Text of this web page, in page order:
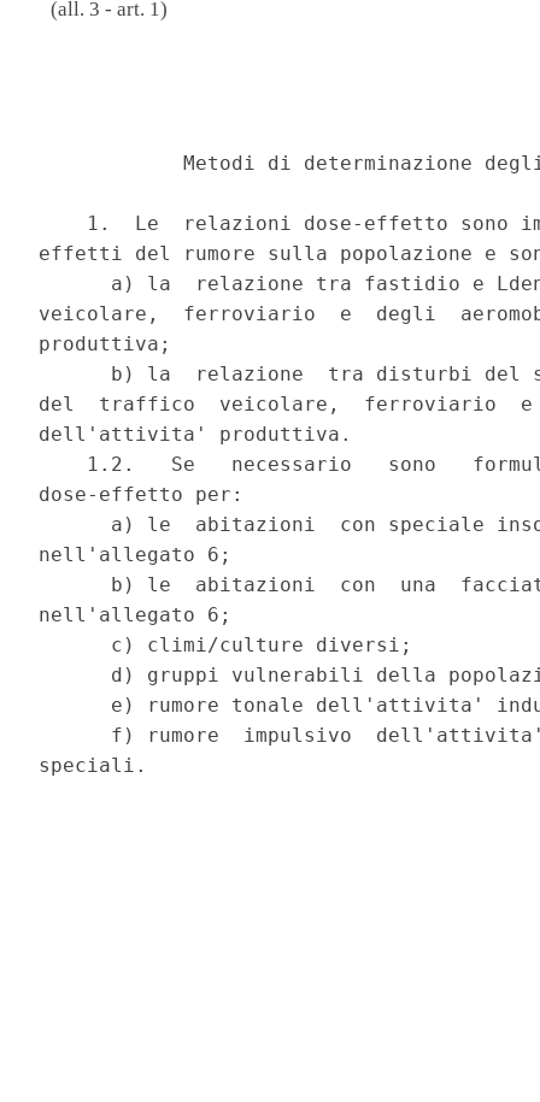
(all. 3 - art. 1)
Metodi di determinazione
1.  Le  relazioni dose-effetto sono
effetti del rumore sulla popolazione e
a) la  relazione tra fastidio e
veicolare,  ferroviario  e  degli
produttiva;
b) la  relazione  tra disturbi del
del  traffico  veicolare,  ferroviario  e
dell'attivita' produttiva.
1.2.   Se   necessario   sono
dose-effetto per:
a) le  abitazioni  con speciale
nell'allegato 6;
b) le  abitazioni  con  una
nell'allegato 6;
      c) climi/culture diversi;
d) gruppi vulnerabili della
e) rumore tonale dell'attivita'
f) rumore  impulsivo